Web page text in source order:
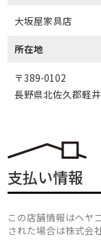
大坂屋家具店
所在地
〒389-0102
長野県北佐久郡軽
支払い情報
この店舗情報はヘヤ
された場合は株式会